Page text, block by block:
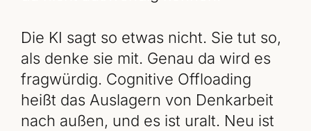
Die KI sagt so etwas nicht. Sie tut so,
als denke sie mit. Genau da wird es
fragwürdig. Cognitive Offloading
heißt das Auslagern von Denkarbeit
nach außen, und es ist uralt. Neu ist